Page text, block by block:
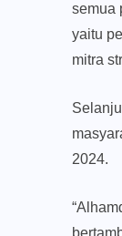
semua
yaitu
mitra
2024.